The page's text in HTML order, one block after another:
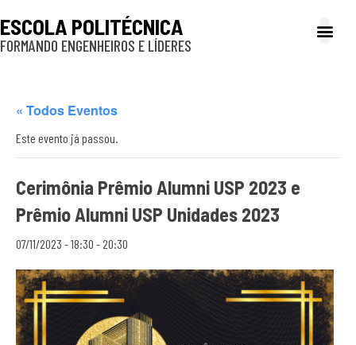
ESCOLA POLITÉCNICA
FORMANDO ENGENHEIROS E LÍDERES
« Todos Eventos
Este evento já passou.
Cerimônia Prêmio Alumni USP 2023 e
Prêmio Alumni USP Unidades 2023
07/11/2023 - 18:30 - 20:30